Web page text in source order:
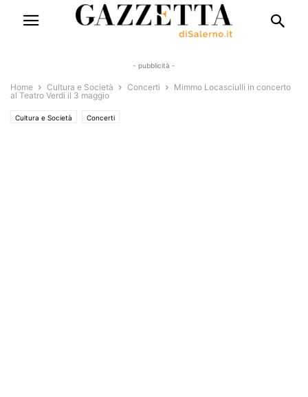
- pubblicità -
Home Cultura e Società Concerti
Mimmo Locasciulli in concerto
al Teatro Verdi il 3 maggio
Cultura e Società Concerti